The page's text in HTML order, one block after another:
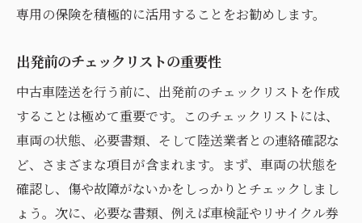
専用の保険を積極的に活用することをお勧めします。
出発前のチェックリストの重要性
中古車陸送を行う前に、出発前のチェックリストを作成
することは極めて重要です。このチェックリストには、
車両の状態、必要書類、そして陸送業者との連絡確認な
ど、さまざまな項目が含まれます。まず、車両の状態を
確認し、傷や故障がないかをしっかりとチェックしまし
ょう。次に、必要な書類、例えば車検証やリサイクル券